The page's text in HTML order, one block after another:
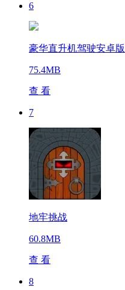
6
豪华直升机驾驶安卓版
75.4MB
查 看
7
地牢挑战
60.8MB
查 看
8